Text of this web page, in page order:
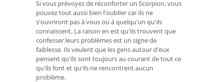
Si vous prévoyez de réconforter un Scorpion, vous
pouvez tout aussi bien l'oublier car ils ne
s'ouvriront pas à vous ou à quelqu'un qu'ils
connaissent. La raison en est qu'ils trouvent que
confesser leurs problèmes est un signe de
faiblesse. Ils veulent que les gens autour d'eux
pensent qu'ils sont toujours au courant de tout ce
qu'ils font et qu'ils ne rencontrent aucun
problème.